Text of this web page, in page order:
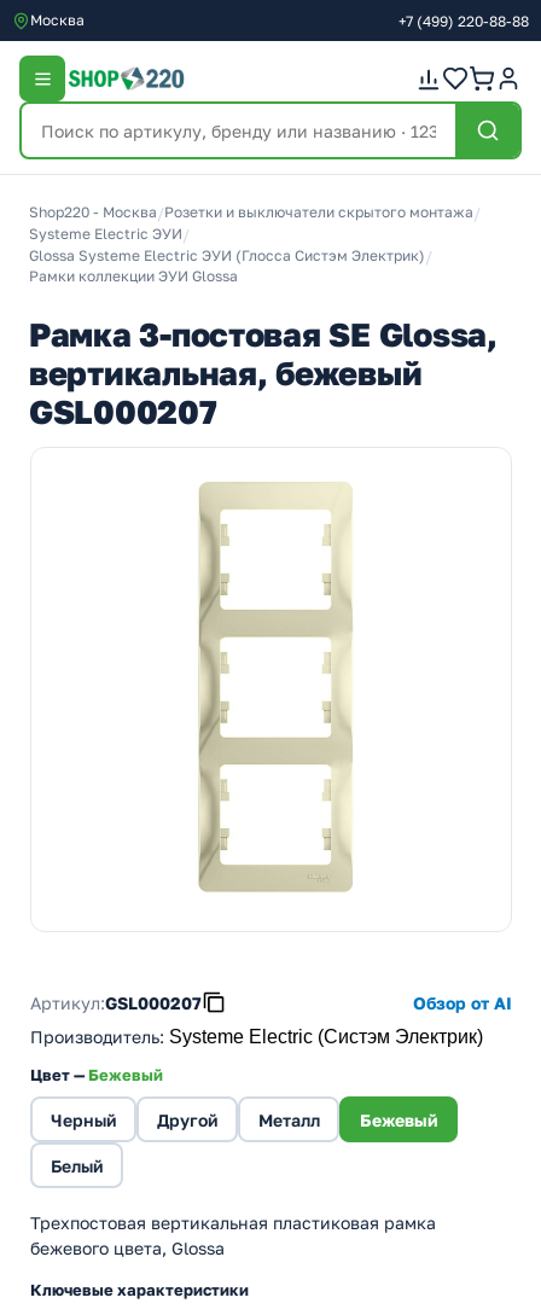
Москва +7 (499) 220-88-88
Shop220 - Москва /Розетки и выключатели скрытого монтажа /
Systeme Electric ЭУИ /
Glossa Systeme Electric ЭУИ (Глосса Систэм Электрик) /
Рамки коллекции ЭУИ Glossa
Рамка 3-постовая SE Glossa,
вертикальная, бежевый
GSL000207
Артикул:GSL000207
Обзор от AI
Производитель: Systeme Electric (Систэм Электрик)
Цвет —Бежевый
Черный Другой Металл Бежевый
Белый
Трехпостовая вертикальная пластиковая рамка
бежевого цвета, Glossa
Ключевые характеристики